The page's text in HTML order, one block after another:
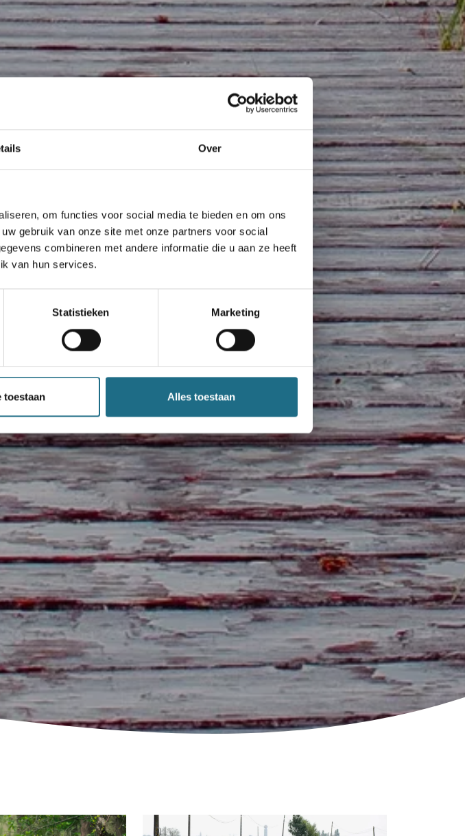
Over
om functies voor social media te bieden en om ons
gebruik van onze site met onze partners voor social
combineren met andere informatie die u aan ze heeft
van hun services.
Statistieken Marketing
toestaan Alles toestaan